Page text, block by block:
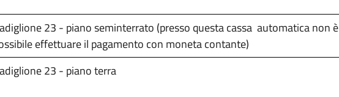
23 - piano seminterrato (presso questa cassa automatica non è
effettuare il pagamento con moneta contante)
23 - piano terra